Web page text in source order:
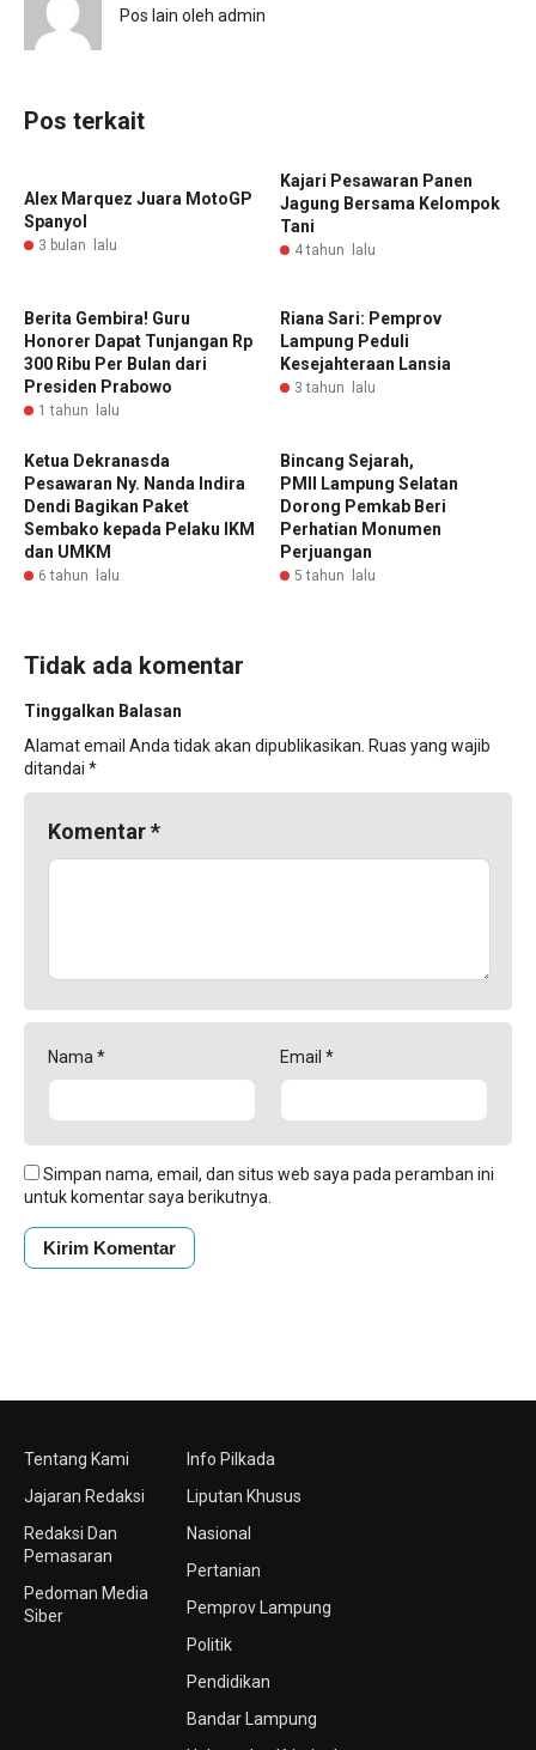
Pos lain oleh admin
Pos terkait
Alex Marquez Juara MotoGP
Spanyol
3 bulan lalu
Kajari Pesawaran Panen
Jagung Bersama Kelompok
Tani
4 tahun lalu
‎Berita Gembira! Guru
Honorer Dapat Tunjangan Rp
300 Ribu Per Bulan dari
Presiden Prabowo
1 tahun lalu
Riana Sari: Pemprov
Lampung Peduli
Kesejahteraan Lansia
3 tahun lalu
Ketua Dekranasda
Pesawaran Ny. Nanda Indira
Dendi Bagikan Paket
Sembako kepada Pelaku IKM
dan UMKM
6 tahun lalu
Bincang Sejarah,
PMII Lampung Selatan
Dorong Pemkab Beri
Perhatian Monumen
Perjuangan
5 tahun lalu
Tidak ada komentar
Tinggalkan Balasan
Alamat email Anda tidak akan dipublikasikan. Ruas yang wajib
ditandai *
Komentar*
Nama * Email *
Simpan nama, email, dan situs web saya pada peramban ini
untuk komentar saya berikutnya.
Tentang Kami
Jajaran Redaksi
Redaksi Dan
Pemasaran
Pedoman Media
Siber
Info Pilkada
Liputan Khusus
Nasional
Pertanian
Pemprov Lampung
Politik
Pendidikan
Bandar Lampung